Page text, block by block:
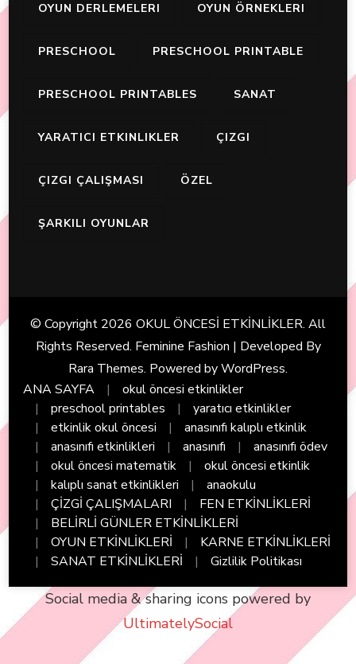
OYUN DERLEMELERI OYUN ÖRNEKLERI
PRESCHOOL PRESCHOOL PRINTABLE
PRESCHOOL PRINTABLES SANAT
YARATICI ETKINLIKLER ÇIZGI
ÇIZGI ÇALIŞMASI ÖZEL
ŞARKILI OYUNLAR
© Copyright 2026 OKUL ÖNCESİ ETKİNLİKLER. All
Rights Reserved. Feminine Fashion | Developed By
Rara Themes. Powered byWordPress.
ANA SAYFA
okul öncesi etkinlikler
preschool printables
yaratıcı etkinlikler
etkinlik okul öncesi
anasınıfı kalıplı etkinlik
anasınıfı etkinlikleri
anasınıfı
anasınıfı ödev
okul öncesi matematik
okul öncesi etkinlik
kalıplı sanat etkinlikleri
anaokulu
ÇİZGİ ÇALIŞMALARI
FEN ETKİNLİKLERİ
BELİRLİ GÜNLER ETKİNLİKLERİ
OYUN ETKİNLİKLERİ
KARNE ETKİNLİKLERİ
SANAT ETKİNLİKLERİ
Gizlilik Politikası
Social media & sharing icons powered by
UltimatelySocial